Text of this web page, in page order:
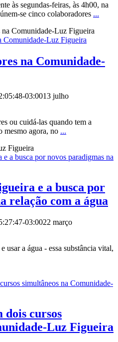
às segundas-feiras, às 4h00, na
se cinco colaboradores ...
Comunidade-Luz Figueira
na Comunidade-
03:0013 julho
ou cuidá-las quando tem a
mesmo agora, no ...
a busca por novos paradigmas na
e a busca por
relação com a água
03:0022 março
usar a água - essa substância vital,
simultâneos na Comunidade-
dois cursos
Luz Figueira